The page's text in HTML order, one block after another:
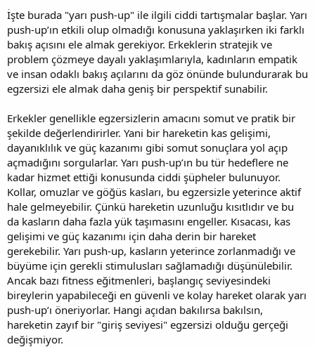
İşte burada "yarı push-up" ile ilgili ciddi tartışmalar başlar. Yarı
push-up’ın etkili olup olmadığı konusuna yaklaşırken iki farklı
bakış açısını ele almak gerekiyor. Erkeklerin stratejik ve
problem çözmeye dayalı yaklaşımlarıyla, kadınların empatik
ve insan odaklı bakış açılarını da göz önünde bulundurarak bu
egzersizi ele almak daha geniş bir perspektif sunabilir.
Erkekler genellikle egzersizlerin amacını somut ve pratik bir
şekilde değerlendirirler. Yani bir hareketin kas gelişimi,
dayanıklılık ve güç kazanımı gibi somut sonuçlara yol açıp
açmadığını sorgularlar. Yarı push-up’ın bu tür hedeflere ne
kadar hizmet ettiği konusunda ciddi şüpheler bulunuyor.
Kollar, omuzlar ve göğüs kasları, bu egzersizle yeterince aktif
hale gelmeyebilir. Çünkü hareketin uzunluğu kısıtlıdır ve bu
da kasların daha fazla yük taşımasını engeller. Kısacası, kas
gelişimi ve güç kazanımı için daha derin bir hareket
gerekebilir. Yarı push-up, kasların yeterince zorlanmadığı ve
büyüme için gerekli stimulusları sağlamadığı düşünülebilir.
Ancak bazı fitness eğitmenleri, başlangıç seviyesindeki
bireylerin yapabileceği en güvenli ve kolay hareket olarak yarı
push-up’ı öneriyorlar. Hangi açıdan bakılırsa bakılsın,
hareketin zayıf bir "giriş seviyesi" egzersizi olduğu gerçeği
değişmiyor.